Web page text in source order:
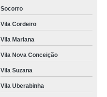
Socorro
Vila Cordeiro
Vila Mariana
Vila Nova Conceição
Vila Suzana
Vila Uberabinha